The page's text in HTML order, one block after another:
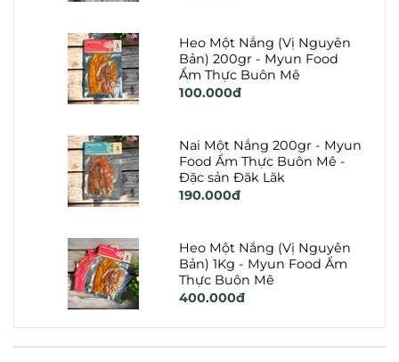
Heo Một Nắng (Vị Nguyên
Bản) 200gr - Myun Food
Ẩm Thực Buôn Mê
100.000đ
Nai Một Nắng 200gr - Myun
Food Ẩm Thực Buôn Mê -
Đặc sản Đăk Lăk
190.000đ
Heo Một Nắng (Vị Nguyên
Bản) 1Kg - Myun Food Ẩm
Thực Buôn Mê
400.000đ